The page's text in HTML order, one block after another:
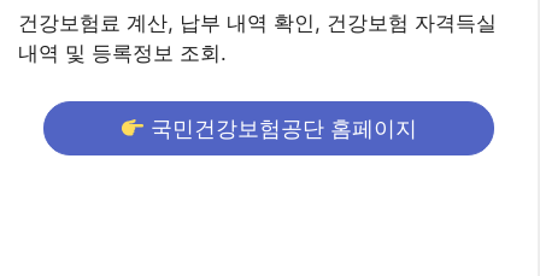
건강보험료 계산, 납부 내역 확인, 건강보험 자격득실
내역 및 등록정보 조회.
국민건강보험공단 홈페이지